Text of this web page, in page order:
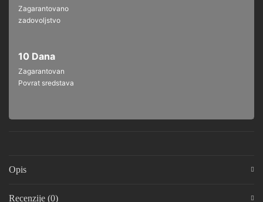
Zagarantovano
zadovoljstvo
10 Dana
Zagarantovan
Povrat sredstava
Opis
Recenzije (0)